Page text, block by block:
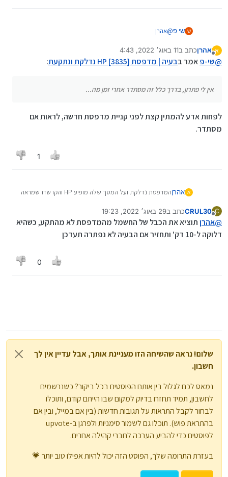
ש שי פ@אהרן
זה בדרך כלל קורה אחרי ניתוק מהחשמל בלי כיבוי לפני כן,
אין לי פתרון, בדרך כלל זה מסתדר אחרי זמן מה...
(ואגב- לפעמים היא עושה בעיות גם עם חיבור אלחוטי למחשב,
אבל זה לא העניין כאן)
א אהרןכתב ב11 באוג׳ 2022, 4:43
נערך לאחרונה על ידי
@שי-פאמר בבעיה | מדפסת HP [3835] נדלקת ונתקעת :
אין לי פתרון, בדרך כלל זה מסתדר אחרי זמן מה...
לפחות אדע להמתין קצת לפני קניית מדפסת חדשה, לראות אם
מסתדר.
1
א אהרן
המדפסת נדלקת ועל המסך שלה מופיע HP והקו שזז שמראה
המסך נתקע עם הכיתוב HP והקו הנ"ל, אך לא זז, וזהו, וכך
ממשיכה כל הזמן ולא נדלקת. כל הנורות מכובות חוץ מנורית
החיווי על כפתור ההפעלה שמהבהבת, ובמחשב לא כתוב כלום.
הוצאתי את החוט מהשקע והחזרתי, הוא נדלק מעצמו ונתקע
C
מנותק
CRUL30כתב ב29 באוג׳ 2022, 19:23
נערך לאחרונה על ידי
@אהרןתוציא את הכבל של החשמל מהמדפסת לא מהתקע, כשהיא
דלוקה ל-10 דק' ותחזיר אם הבעיה לא נפתרה תעדכן
0
שלום! נראה שהשיחה הזו מעניינת אותך, אבל עדיין אין לך
חשבון.
נמאס לכם לגלול בין אותם הפוסטים בכל ביקור? כשנרשמים
לחשבון, תמיד תחזרו בדיוק למקום שבו הייתם קודם, ותוכלו
לבחור לקבל התראות על תגובות חדשות (בין אם במייל, ובין אם
בהתראת פוש). תוכלו גם לשמור סימניות ולפרגן ב-upvote
לפוסטים כדי להביע הערכה לחברי קהילה אחרים.
בעזרת התרומה שלך, הפוסט הזה יכול להיות אפילו טוב יותר 💗